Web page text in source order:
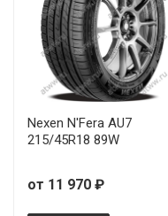
Nexen N'Fera AU7
215/45R18 89W
от 11 970 ₽